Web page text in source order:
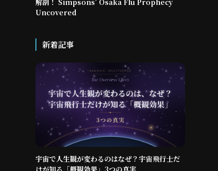
解剖！ Simpsons’ Osaka Flu Prophecy
Uncovered
新着記事
宇宙で人生観が変わるのはなぜ？宇宙飛行士だ
けが知る「概観効果」3つの真実